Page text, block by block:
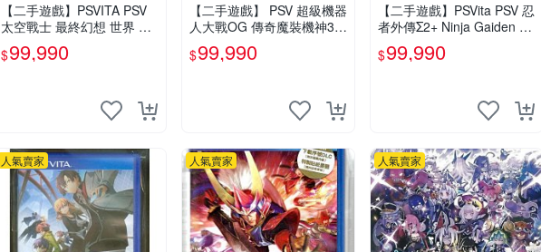
【二手遊戲】PSVITA PSV
太空戰士 最終幻想 世界 W
ORLD OF FINAL FANTASY
FF 中文版
$99,990
【二手遊戲】 PSV 超級機器
人大戰OG 傳奇魔裝機神3
鋼彈 PRIDE OF JUSTICE
日文版 台中恐龍電玩
$99,990
【二手遊戲】PSVita PSV 忍
者外傳Σ2+ Ninja Gaiden Σ2
PLUS 中文版【台中恐龍電
玩】
$99,990
人氣賣家 人氣賣家 人氣賣家